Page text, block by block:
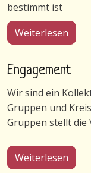
bestimmt ist
Weiterlesen
Engagement
Wir sind ein
Gruppen und
Gruppen stellt die
Weiterlesen